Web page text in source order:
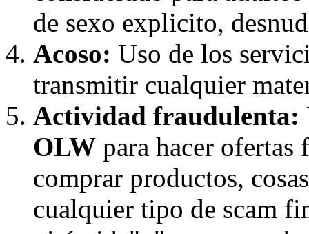
de sexo explicito,
Acoso: Uso de los
transmitir cualquier
Actividad fraudulenta:
OLW para hacer ofertas
comprar productos,
cualquier tipo de scam